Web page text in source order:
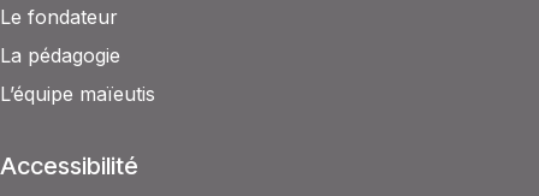
Le fondateur
La pédagogie
L’équipe maïeutis
Accessibilité